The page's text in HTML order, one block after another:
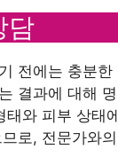
담
전에는 충분한
결과에 대해
태와 피부 상태
로, 전문가와